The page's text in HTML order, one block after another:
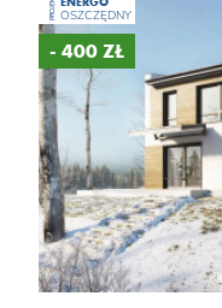
PROJEKT OSZCZĘDNY
- 400 ZŁ